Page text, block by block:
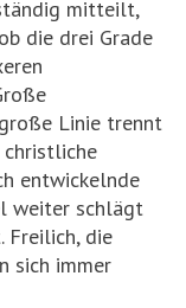
mitteilt,
die drei Grade
Linie trennt
entwickelnde
weiter schlägt
Freilich, die
sich immer